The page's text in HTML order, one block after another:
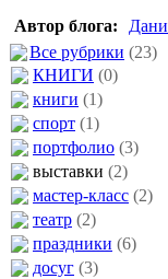
Автор блога:
Все рубрики (23)
КНИГИ (0)
книги (1)
спорт (1)
портфолио (3)
выставки (2)
мастер-класс (2)
театр (2)
праздники (6)
досуг (3)